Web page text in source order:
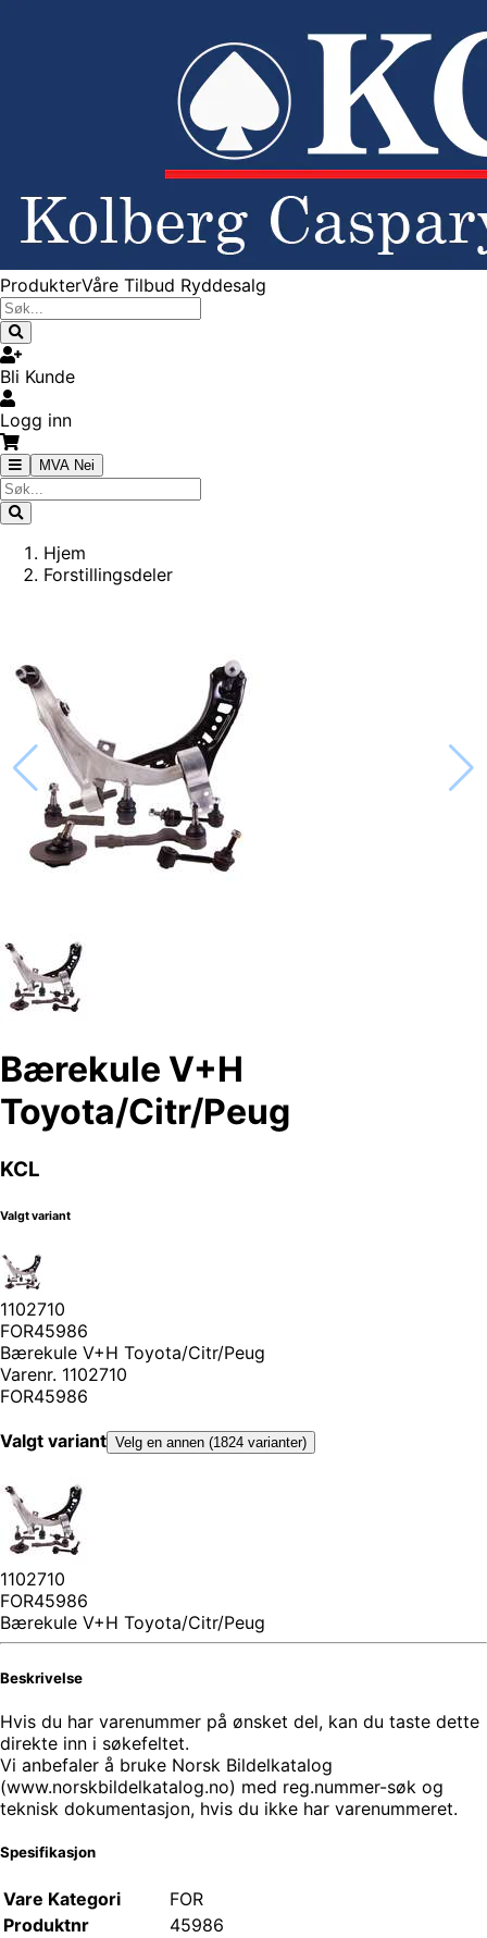
ProdukterVåre Tilbud Ryddesalg
Bli Kunde
Logg inn
MVA Nei
Hjem
Forstillingsdeler
Bærekule V+H
Toyota/Citr/Peug
KCL
Valgt variant
1102710
FOR45986
Bærekule V+H Toyota/Citr/Peug
Varenr. 1102710
FOR45986
Valgt variant Velg en annen (1824 varianter)
1102710
FOR45986
Bærekule V+H Toyota/Citr/Peug
Beskrivelse
Hvis du har varenummer på ønsket del, kan du taste dette
direkte inn i søkefeltet.
Vi anbefaler å bruke Norsk Bildelkatalog
(www.norskbildelkatalog.no) med reg.nummer-søk og
teknisk dokumentasjon, hvis du ikke har varenummeret.
Spesifikasjon
Vare Kategori
FOR
Produktnr
45986